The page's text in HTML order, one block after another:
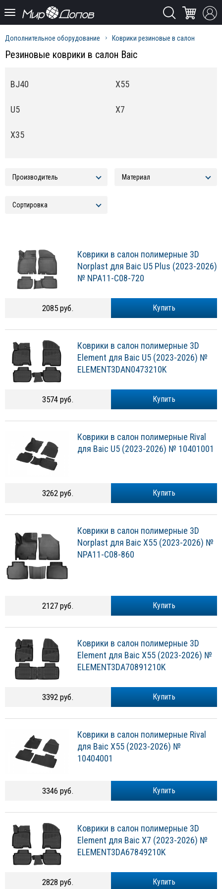
Дополнительное оборудование Коврики резиновые в салон
Резиновые коврики в салон Baic
BJ40
U5
X35
X55
X7
Коврики в салон полимерные 3D
Norplast для Baic U5 Plus (2023-2026)
№ NPA11-C08-720
Купить
2085 руб.
Коврики в салон полимерные 3D
Element для Baic U5 (2023-2026) №
ELEMENT3DAN0473210K
Купить
3574 руб.
Коврики в салон полимерные Rival
для Baic U5 (2023-2026) № 10401001
Купить
3262 руб.
Коврики в салон полимерные 3D
Norplast для Baic X55 (2023-2026) №
NPA11-C08-860
Купить
2127 руб.
Коврики в салон полимерные 3D
Element для Baic X55 (2023-2026) №
ELEMENT3DA70891210K
Купить
3392 руб.
Коврики в салон полимерные Rival
для Baic X55 (2023-2026) №
10404001
Купить
3346 руб.
Коврики в салон полимерные 3D
Element для Baic X7 (2023-2026) №
ELEMENT3DA67849210K
Купить
2828 руб.